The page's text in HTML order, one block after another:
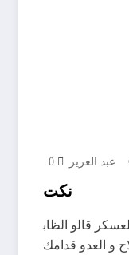
عبد العزيز
نكت
قالو الظاب